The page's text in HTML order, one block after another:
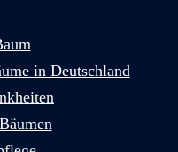
in Deutschland